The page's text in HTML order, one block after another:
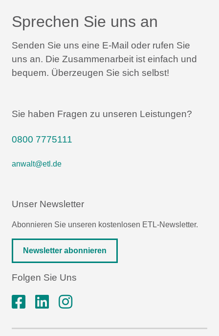
Sprechen Sie uns an
Senden Sie uns eine E-Mail oder rufen Sie
uns an. Die Zusammenarbeit ist einfach und
bequem. Überzeugen Sie sich selbst!
Sie haben Fragen zu unseren Leistungen?
0800 7775111
anwalt@etl.de
Unser Newsletter
Abonnieren Sie unseren kostenlosen ETL-Newsletter.
Newsletter abonnieren
Folgen Sie Uns